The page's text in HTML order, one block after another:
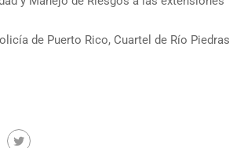
de Puerto Rico, Cuartel de Río Piedras